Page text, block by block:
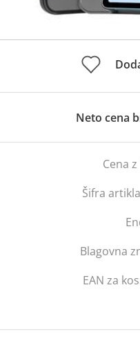
Neto cena
Cena
Šifra
Blagovna
EAN za